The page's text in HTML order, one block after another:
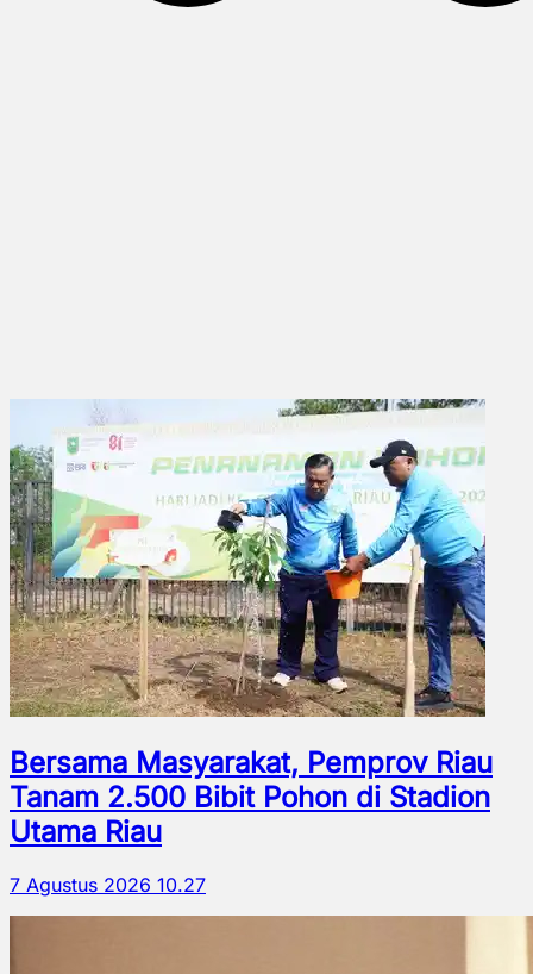
Bersama Masyarakat, Pemprov Riau
Tanam 2.500 Bibit Pohon di Stadion
Utama Riau
7 Agustus 2026 10.27